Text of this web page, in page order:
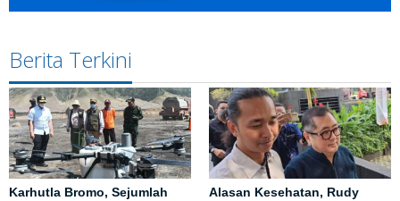
Berita Terkini
Karhutla Bromo, Sejumlah
Alasan Kesehatan, Rudy